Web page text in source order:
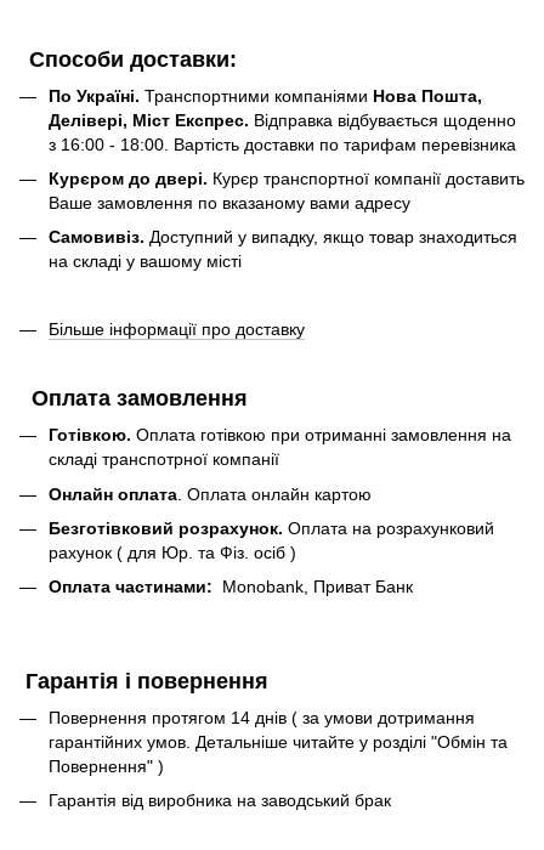
Способи доставки:
По Україні. Транспортними компаніями Нова Пошта,
Делівері, Міст Експрес. Відправка відбувається щоденно
з 16:00 - 18:00. Вартість доставки по тарифам перевізника
Курєром до двері. Курєр транспортної компанії доставить
Ваше замовлення по вказаному вами адресу
Самовивіз. Доступний у випадку, якщо товар знаходиться
на складі у вашому місті
Більше інформації про доставку
Оплата замовлення
Готівкою. Оплата готівкою при отриманні замовлення на
складі транспотрної компанії
Онлайн оплата . Оплата онлайн картою
Безготівковий розрахунок. Оплата на розрахунковий
рахунок ( для Юр. та Фіз. осіб )
Оплата частинами: Monobank, Приват Банк
Гарантія і повернення
Повернення протягом 14 днів ( за умови дотримання
гарантійних умов. Детальніше читайте у розділі "Обмін та
Повернення" )
Гарантія від виробника на заводський брак